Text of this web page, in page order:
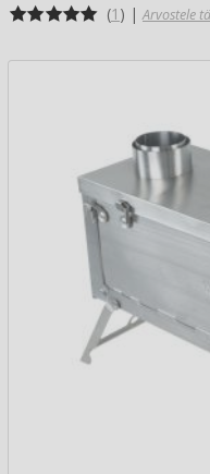
(1 ) |Arvostele